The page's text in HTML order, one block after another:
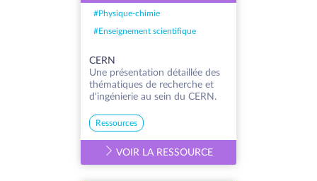
#Physique-chimie
#Enseignement scientifique
CERN
Une présentation détaillée des
thématiques de recherche et
d'ingénierie au sein du CERN.
Ressources
VOIR LA RESSOURCE